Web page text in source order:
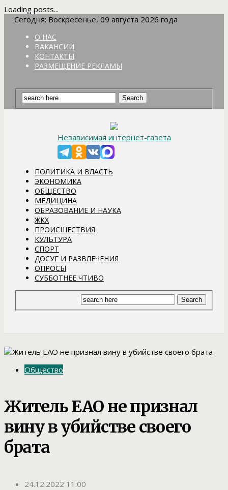
Loading posts...
Сегодня: Воскресенье, 09 августа 2026 года
О НАС
ВАКАНСИИ
КОНТАКТЫ
РАЗМЕЩЕНИЕ РЕКЛАМЫ
Независимая интернет-газета
ПОЛИТИКА И ВЛАСТЬ
ЭКОНОМИКА
ОБЩЕСТВО
МЕДИЦИНА
ОБРАЗОВАНИЕ И НАУКА
ЖКХ
ПРОИСШЕСТВИЯ
КУЛЬТУРА
СПОРТ
ДОСУГ И РАЗВЛЕЧЕНИЯ
ОПРОСЫ
СУББОТНЕЕ ЧТИВО
Общество
Житель ЕАО не признал
вину в убийстве своего
брата
24.12.2022 11:00